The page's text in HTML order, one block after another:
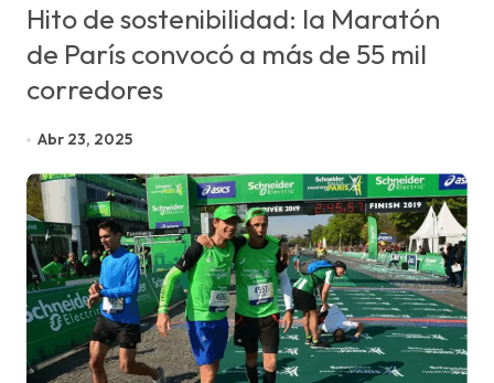
Hito de sostenibilidad: la Maratón
de París convocó a más de 55 mil
corredores
Abr 23, 2025